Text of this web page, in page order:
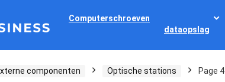
Computerschroeven
dataopslag
componenten Optische stations Page 4